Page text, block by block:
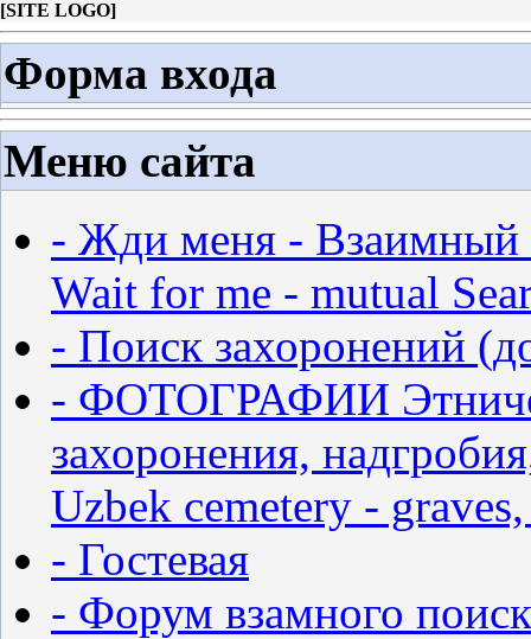
[SITE LOGO]
Форма входа
Меню сайта
- Жди меня - Взаимный
Wait for me - mutual
- Поиск захоронений
- ФОТОГРАФИИ
захоронения,
Uzbek cemetery -
- Гостевая
- Форум взамного